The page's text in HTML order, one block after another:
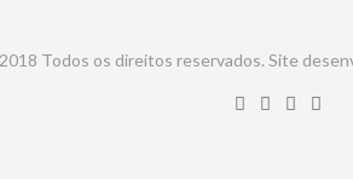
Todos os direitos reservados. Site